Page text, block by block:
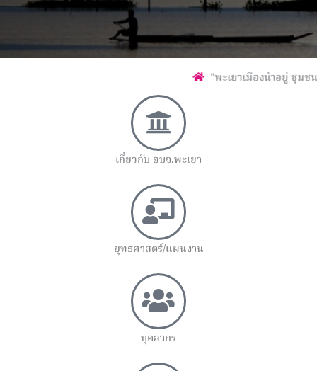
"พะเยาเมืองน่าอยู่ ชุมชนเข้มแข็ง ประชาชนมีคุณภาพ
เกี่ยวกับ อบจ.พะเยา
ยุทธศาสตร์/แผนงาน
บุคลากร